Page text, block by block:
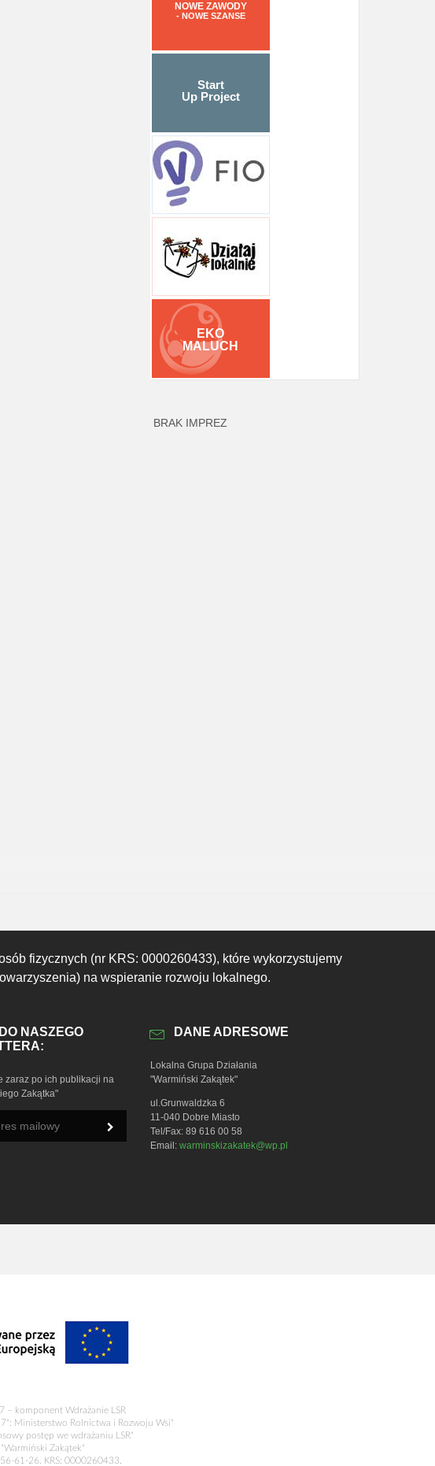
NOWE ZAWODY
- NOWE SZANSE
Start
Up Project
EKO
MALUCH
BRAK IMPREZ
fizycznych (nr KRS: 0000260433), które wykorzystujemy
na wspieranie rozwoju lokalnego.
NASZEGO
zaraz po ich publikacji na
Zakątka"
DANE ADRESOWE
Lokalna Grupa Działania
"Warmiński Zakątek"
ul.Grunwaldzka 6
11-040 Dobre Miasto
Tel/Fax: 89 616 00 58
Email: warminskizakatek@wp.pl
– komponent Wdrażanie LSR
Ministerstwo Rolnictwa i Rozwoju Wsi"
postęp we wdrażaniu LSR"
Zakątek"
61-26, KRS: 0000260433.